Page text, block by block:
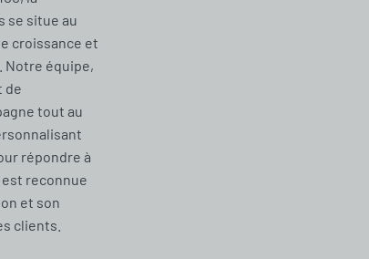
se situe au
croissance et
Notre équipe,
de
tout au
répondre à
est reconnue
et son
clients.